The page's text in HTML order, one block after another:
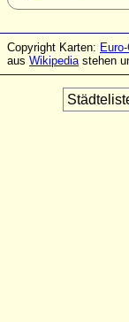
Copyright Karten:
aus Wikipediastehen